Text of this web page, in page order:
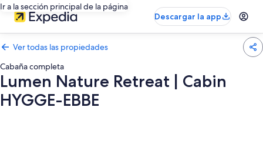
Ir a la sección principal de la página
Descargar la app
Ver todas las propiedades
Cabaña completa
Lumen Nature Retreat | Cabin
HYGGE-EBBE